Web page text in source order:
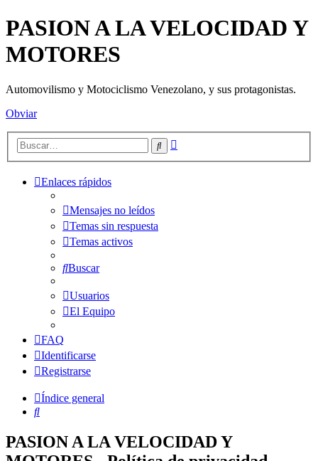
PASION A LA VELOCIDAD Y
MOTORES
Automovilismo y Motociclismo Venezolano, y sus protagonistas.
Obviar
Buscar
Enlaces rápidos
Mensajes no leídos
Temas sin respuesta
Temas activos
Buscar
Usuarios
El Equipo
FAQ
Identificarse
Registrarse
Índice general
Buscar
PASION A LA VELOCIDAD Y